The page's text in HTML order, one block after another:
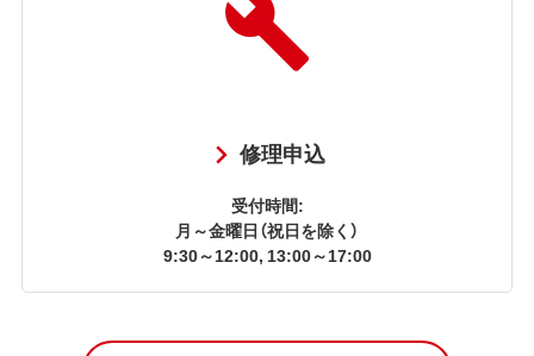
修理申込
受付時間:
月～金曜日（祝日を除く）
9:30～12:00, 13:00～17:00